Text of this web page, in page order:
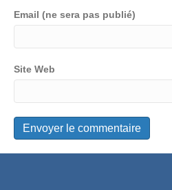
Email (ne sera pas publié)
Site Web